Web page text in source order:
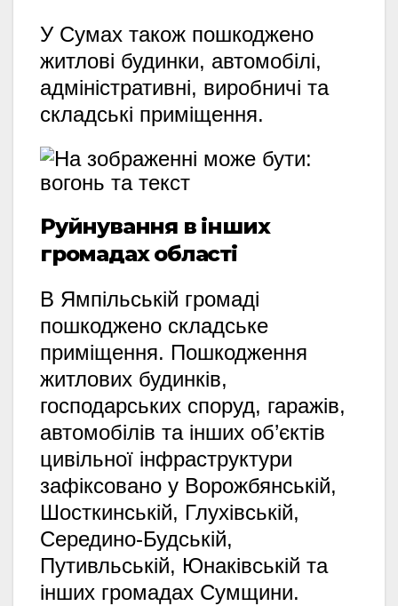
У Сумах також пошкоджено
житлові будинки, автомобілі,
адміністративні, виробничі та
складські приміщення.
Руйнування в інших
громадах області
В Ямпільській громаді
пошкоджено складське
приміщення. Пошкодження
житлових будинків,
господарських споруд, гаражів,
автомобілів та інших об’єктів
цивільної інфраструктури
зафіксовано у Ворожбянській,
Шосткинській, Глухівській,
Середино-Будській,
Путивльській, Юнаківській та
інших громадах Сумщини.